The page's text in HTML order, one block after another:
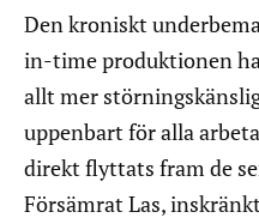
Den kroniskt
in-time produktionen
allt mer
uppenbart för alla
direkt flyttats fram de
Försämrat Las,